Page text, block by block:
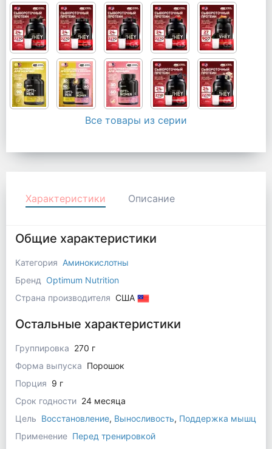
Все товары из серии
Характеристики Описание
Общие характеристики
Категория Аминокислотны
Бренд
Optimum Nutrition
Страна производителя США
Остальные характеристики
Группировка 270 г
Форма выпуска Порошок
Порция 9 г
Срок годности 24 месяца
Цель Восстановление, Выносливость, Поддержка мышц
Применение Перед тренировкой